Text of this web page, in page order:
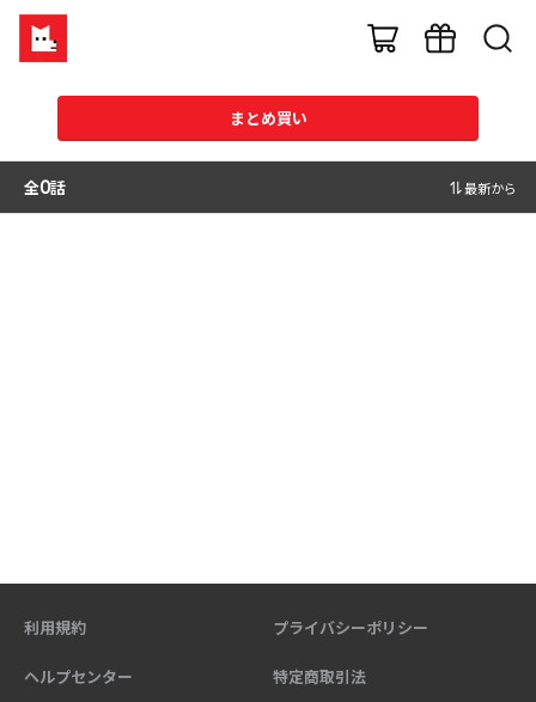
まとめ買い
全0話 最新から
利用規約 プライバシーポリシー
ヘルプセンター 特定商取引法